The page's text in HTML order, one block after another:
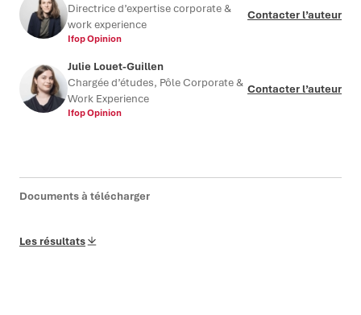
Directrice d’expertise corporate &
work experience
Ifop Opinion
Contacter l’auteur
Julie Louet-Guillen
Chargée d’études, Pôle Corporate &
Work Experience
Ifop Opinion
Contacter l’auteur
Documents à télécharger
Les résultats